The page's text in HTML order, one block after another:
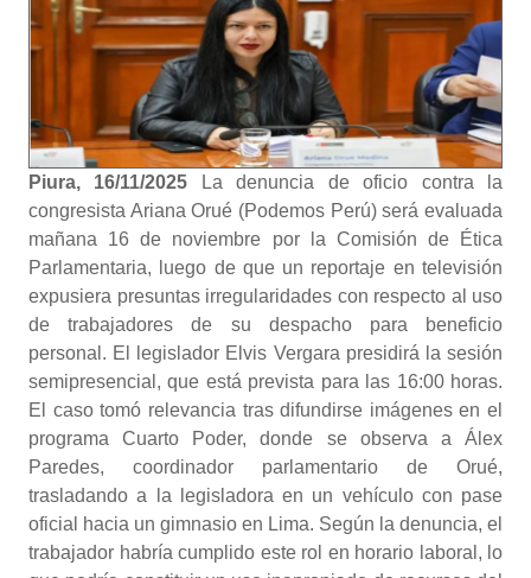
Piura, 16/11/2025
La denuncia de oficio contra la
congresista Ariana Orué (Podemos Perú) será evaluada
mañana 16 de noviembre por la Comisión de Ética
Parlamentaria, luego de que un reportaje en televisión
expusiera presuntas irregularidades con respecto al uso
de trabajadores de su despacho para beneficio
personal. El legislador Elvis Vergara presidirá la sesión
semipresencial, que está prevista para las 16:00 horas.
El caso tomó relevancia tras difundirse imágenes en el
programa Cuarto Poder, donde se observa a Álex
Paredes, coordinador parlamentario de Orué,
trasladando a la legisladora en un vehículo con pase
oficial hacia un gimnasio en Lima. Según la denuncia, el
trabajador habría cumplido este rol en horario laboral, lo